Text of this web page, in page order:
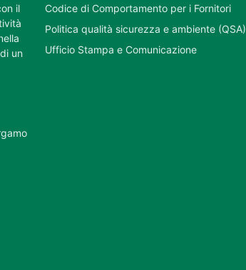
il
un
Codice di Comportamento per i Fornitori
Politica qualità sicurezza e ambiente (QSA)
Ufficio Stampa e Comunicazione